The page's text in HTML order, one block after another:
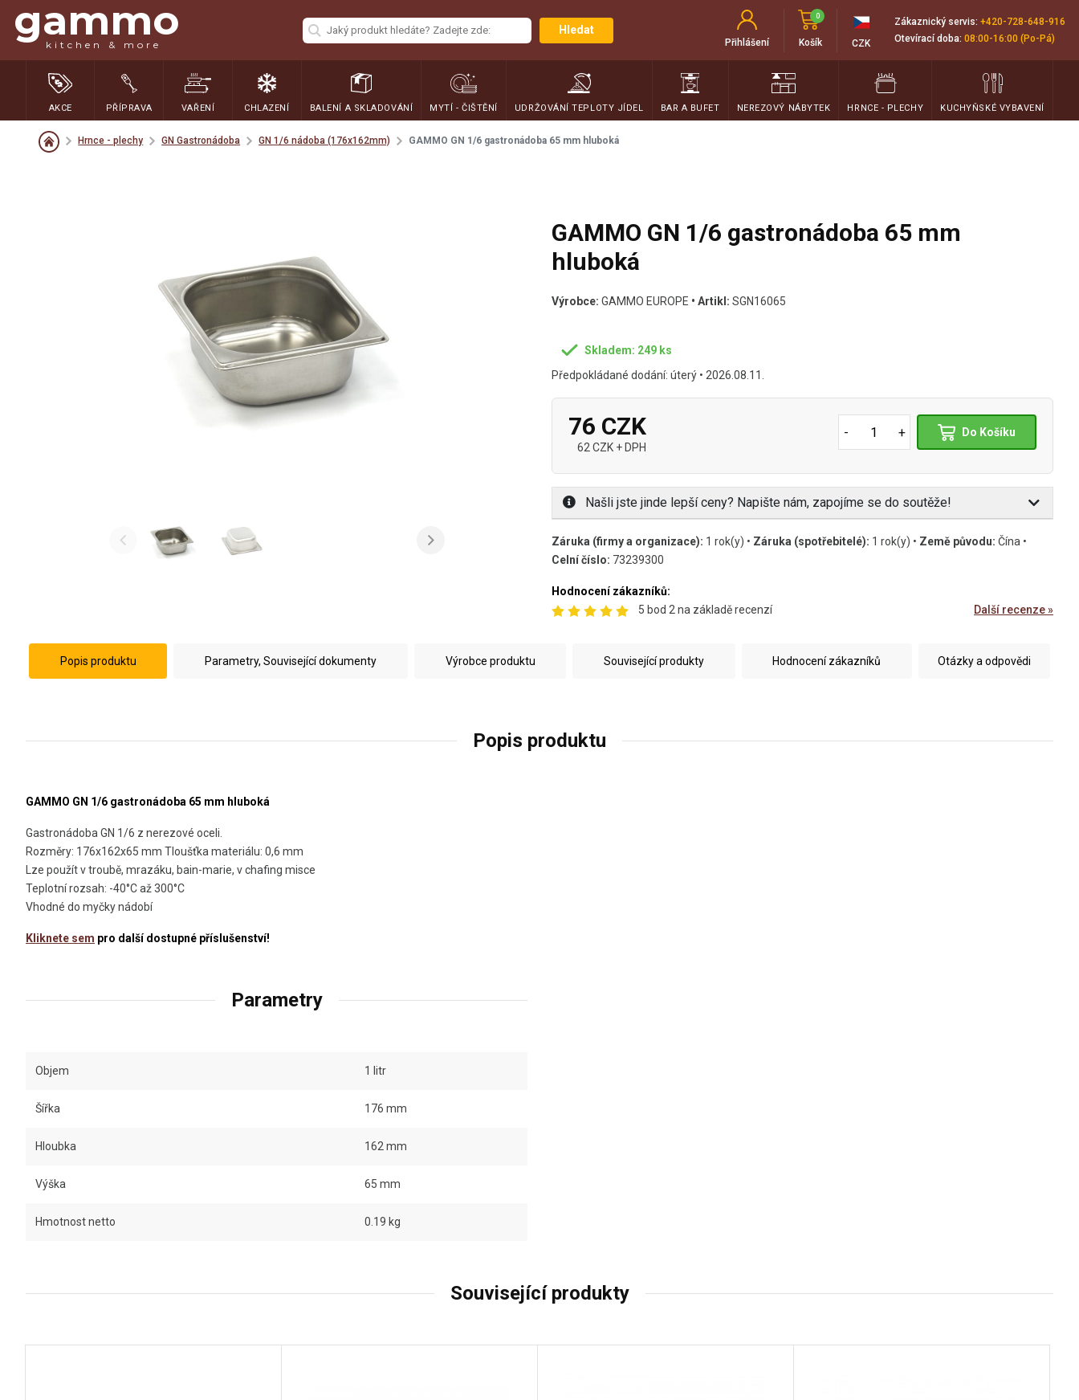
gammo
kitchen & more
Hledat
Přihlášení Košík
0
CZK
Zákaznický servis: +420-728-648-916
Otevírací doba: 08:00-16:00 (Po-Pá)
AKCE PŘÍPRAVA VAŘENÍ CHLAZENÍ BALENÍ A SKLADOVÁNÍ MYTÍ - ČIŠTĚNÍ UDRŽOVÁNÍ TEPLOTY JÍDEL BAR A BUFET NEREZOVÝ NÁBYTEK HRNCE - PLECHY KUCHYŇSKÉ VYBAVENÍ
Hrnce - plechy GN Gastronádoba GN 1/6 nádoba (176x162mm) GAMMO GN 1/6 gastronádoba 65 mm hluboká
GAMMO GN 1/6 gastronádoba 65 mm
hluboká
Výrobce: GAMMO EUROPE • Artikl: SGN16065
Skladem: 249 ks
Předpokládané dodání: úterý • 2026.08.11.
76 CZK
62 CZK + DPH
- + Do Košíku
Našli jste jinde lepší ceny? Napište nám, zapojíme se do soutěže!
Záruka (firmy a organizace): 1 rok(y) • Záruka (spotřebitelé): 1 rok(y) • Země původu: Čína •
Celní číslo: 73239300
Hodnocení zákazníků:
5 bod 2 na základě recenzí
Další recenze »
Popis produktu Parametry, Související dokumenty Výrobce produktu Související produkty Hodnocení zákazníků Otázky a odpovědi
Popis produktu
GAMMO GN 1/6 gastronádoba 65 mm hluboká
Gastronádoba GN 1/6 z nerezové oceli.
Rozměry: 176x162x65 mm Tloušťka materiálu: 0,6 mm
Lze použít v troubě, mrazáku, bain-marie, v chafing misce
Teplotní rozsah: -40°C až 300°C
Vhodné do myčky nádobí
Kliknete sem pro další dostupné příslušenství!
Parametry
Objem 1 litr
Šířka 176 mm
Hloubka 162 mm
Výška 65 mm
Hmotnost netto 0.19 kg
Související produkty